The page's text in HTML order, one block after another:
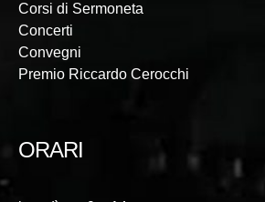
Corsi di Sermoneta
Concerti
Convegni
Premio Riccardo Cerocchi
ORARI